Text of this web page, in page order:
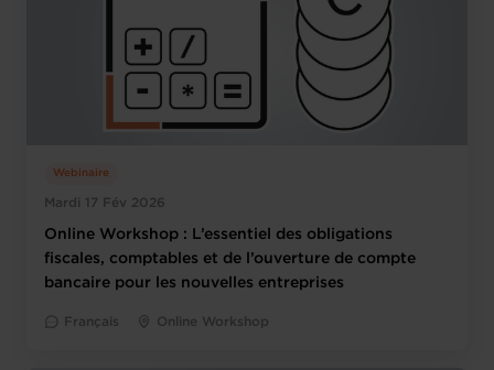
Mardi 17 Fév 2026
Webinaire
Online Workshop : L’essentiel des obligations
fiscales, comptables et de l’ouverture de compte
bancaire pour les nouvelles entreprises
Français Online Workshop